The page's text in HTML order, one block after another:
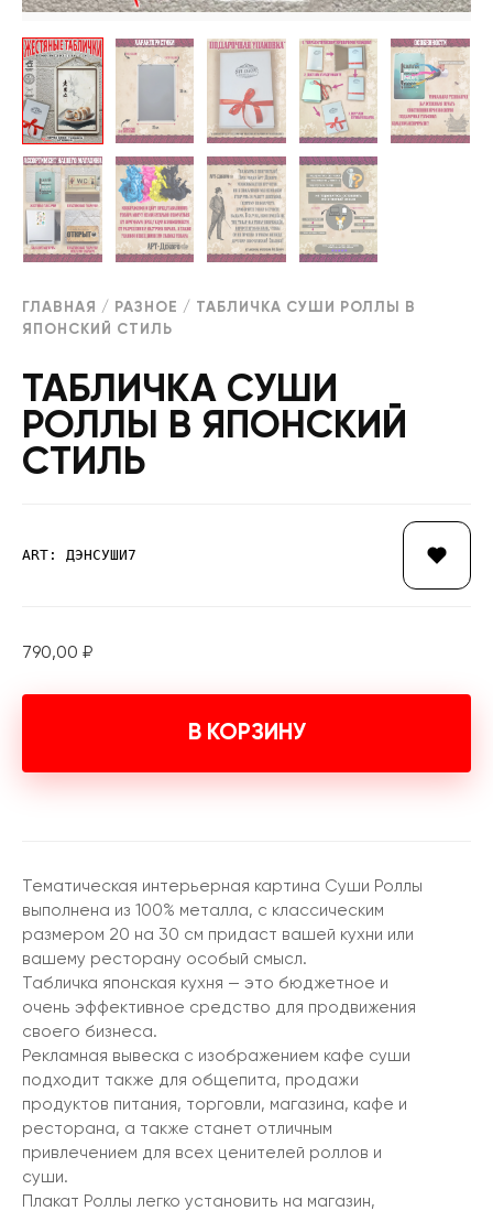
ГЛАВНАЯ / РАЗНОЕ / ТАБЛИЧКА СУШИ РОЛЛЫ В
ЯПОНСКИЙ СТИЛЬ
ТАБЛИЧКА СУШИ
РОЛЛЫ В ЯПОНСКИЙ
СТИЛЬ
ART: ДЭНСУШИ7
790,00 ₽
В КОРЗИНУ
Тематическая интерьерная картина Суши Роллы
выполнена из 100% металла, с классическим
размером 20 на 30 см придаст вашей кухни или
вашему ресторану особый смысл.
Табличка японская кухня — это бюджетное и
очень эффективное средство для продвижения
своего бизнеса.
Рекламная вывеска с изображением кафе суши
подходит также для общепита, продажи
продуктов питания, торговли, магазина, кафе и
ресторана, а также станет отличным
привлечением для всех ценителей роллов и
суши.
Плакат Роллы легко установить на магазин,